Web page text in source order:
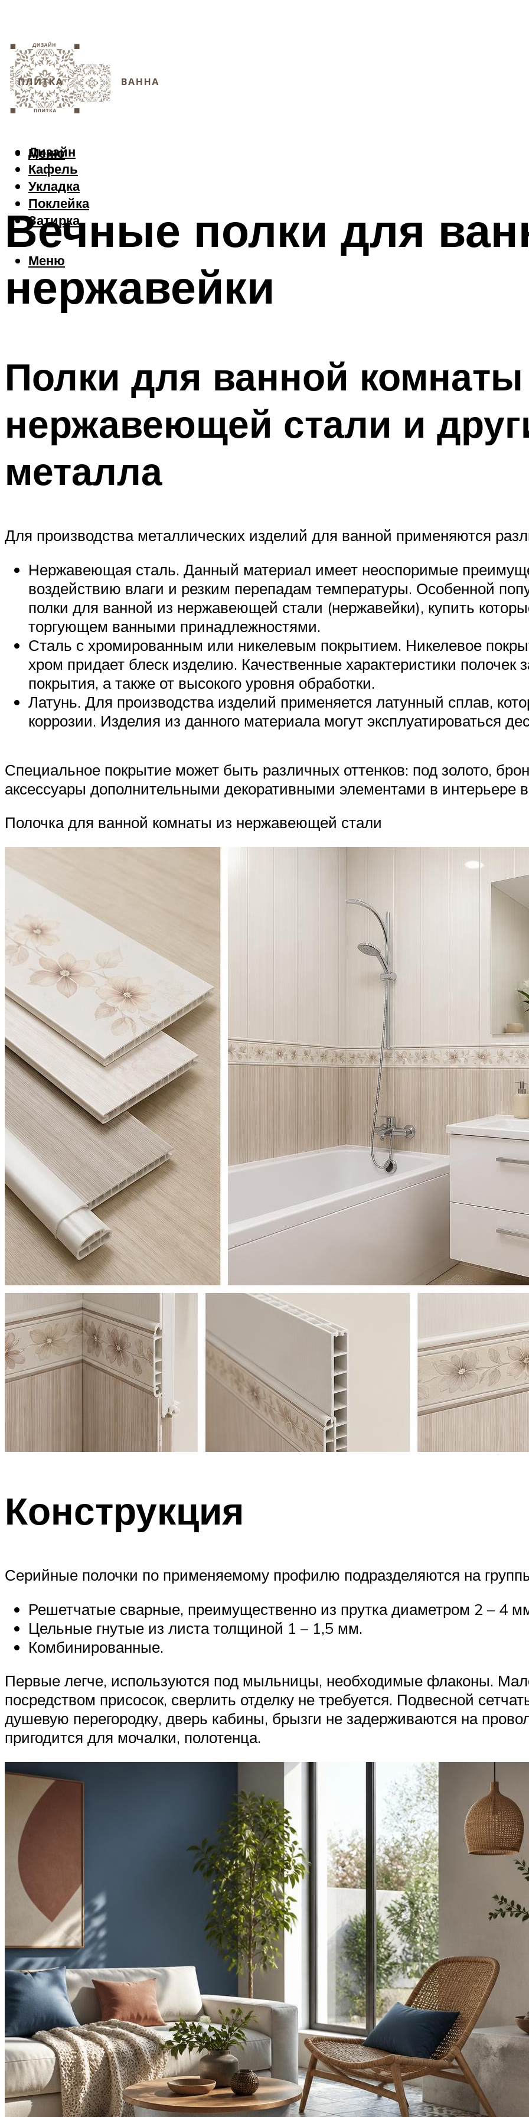
Дизайн
Кафель
Укладка
Поклейка
Затирка
Меню
Меню
Вечные полки для
нержавейки
Полки для ванной
нержавеющей стали и
металла
Для производства металлических изделий для ванной применяются
Нержавеющая сталь. Данный материал имеет неоспоримые
воздействию влаги и резким перепадам температуры. Особенной
полки для ванной из нержавеющей стали (нержавейки), купить
торгующем ванными принадлежностями.
Сталь с хромированным или никелевым покрытием. Никелевое
хром придает блеск изделию. Качественные характеристики полочек
покрытия, а также от высокого уровня обработки.
Латунь. Для производства изделий применяется латунный сплав,
коррозии. Изделия из данного материала могут эксплуатироваться
Специальное покрытие может быть различных оттенков: под золото,
аксессуары дополнительными декоративными элементами в интерьере
Полочка для ванной комнаты из нержавеющей стали
Конструкция
Серийные полочки по применяемому профилю подразделяются на
Решетчатые сварные, преимущественно из прутка диаметром 2 – 4
Цельные гнутые из листа толщиной 1 – 1,5 мм.
Комбинированные.
Первые легче, используются под мыльницы, необходимые флаконы.
посредством присосок, сверлить отделку не требуется. Подвесной
душевую перегородку, дверь кабины, брызги не задерживаются на
пригодится для мочалки, полотенца.